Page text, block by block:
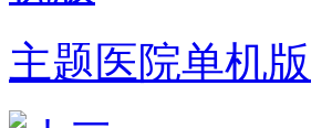
主题医院单机版